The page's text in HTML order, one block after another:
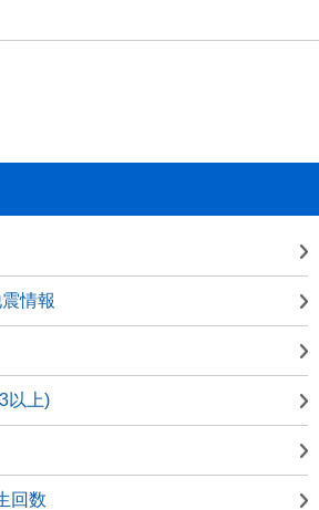
情報
以上)
回数